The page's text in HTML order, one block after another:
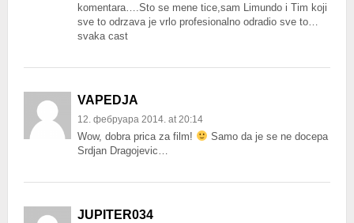
komentara….Sto se mene tice,sam Limundo i Tim koji
sve to odrzava je vrlo profesionalno odradio sve to…
svaka cast
VAPEDJA
12. фебруара 2014. at 20:14
Wow, dobra prica za film!
Samo da je se ne docepa
Srdjan Dragojevic…
JUPITER034